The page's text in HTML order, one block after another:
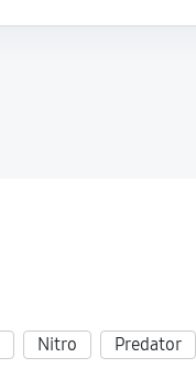
Nitro Predator